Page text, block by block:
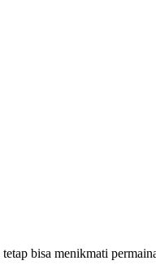
bisa menikmati